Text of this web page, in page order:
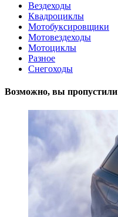
Вездеходы
Квадроциклы
Мотобуксировщики
Мотовездеходы
Мотоциклы
Разное
Снегоходы
Возможно, вы пропустили